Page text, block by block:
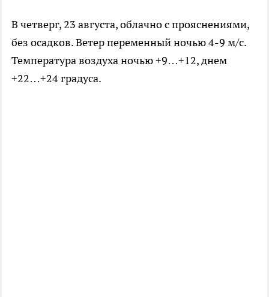
В четверг, 23 августа, облачно с прояснениями,
без осадков. Ветер переменный ночью 4-9 м/с.
Температура воздуха ночью +9…+12, днем
+22…+24 градуса.